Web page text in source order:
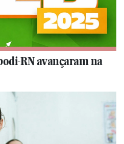
RN avançaram na